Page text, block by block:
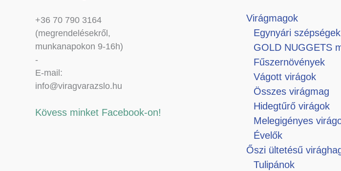
+36 70 790 3164
(megrendelésekről,
munkanapokon 9-16h)
-
E-mail:
info@viragvarazslo.hu
Kövess minket Facebook-on!
Virágmagok
Egynyári szépségek
GOLD NUGGETS
Fűszernövények
Vágott virágok
Összes virágmag
Hidegtűrő virágok
Melegigényes
Évelők
Őszi ültetésű
Tulipánok